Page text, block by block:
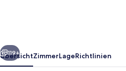
Weiter
119+
ÜbersichtZimmerLageRichtlinien